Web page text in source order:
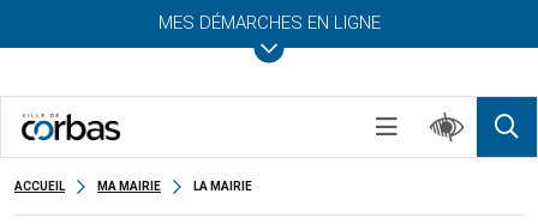
MES DÉMARCHES EN LIGNE
ACCUEIL MA MAIRIE LA MAIRIE